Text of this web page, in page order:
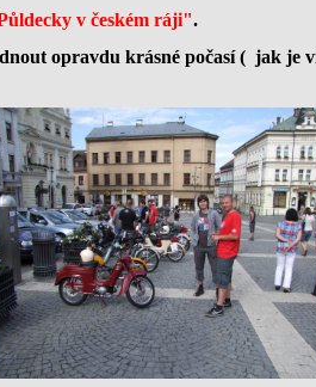
v českém ráji".
opravdu krásné počasí ( jak je